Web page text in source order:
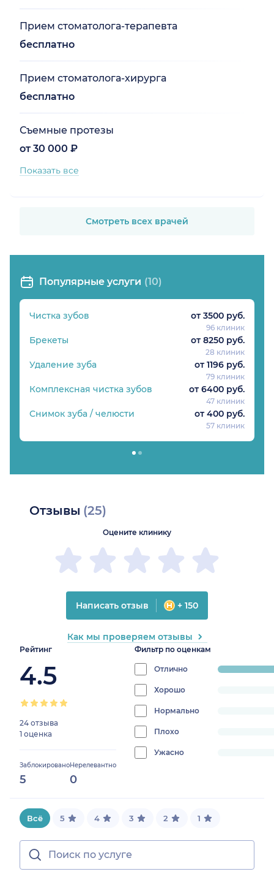
Прием стоматолога-терапевта
бесплатно
Прием стоматолога-хирурга
бесплатно
Съемные протезы
от 30 000 ₽
Показать все
Смотреть всех врачей
Популярные услуги (10)
Чистка зубов от 3500 руб.
96 клиник
Брекеты от 8250 руб.
28 клиник
Удаление зуба от 1196 руб.
79 клиник
Комплексная чистка зубов от 6400 руб.
47 клиник
Снимок зуба / челюсти от 400 руб.
57 клиник
Отзывы (25)
Рейтинг
4.5
24 отзыва
1 оценка
Заблокировано
5
Нерелевантно
0
Фильтр по оценкам
Отлично
progress:
Хорошо
0%
Нормально
0%
Плохо
progress:
Ужасно
0%
Оцените клинику
Написать отзыв + 150
Как мы проверяем отзывы
Всё 5 4 3 2 1